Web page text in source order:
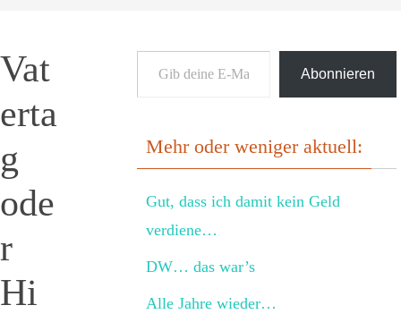
Vat
erta
g
ode
r
Hi
Gib deine E-Mail-Adresse ein ...
Abonnieren
Mehr oder weniger aktuell:
Gut, dass ich damit kein Geld
verdiene…
DW… das war’s
Alle Jahre wieder…